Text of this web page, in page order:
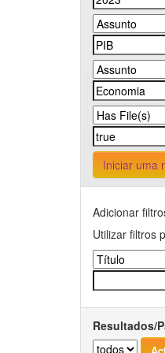
Iniciar uma
Adicionar
Utilizar filtros
Resultados/